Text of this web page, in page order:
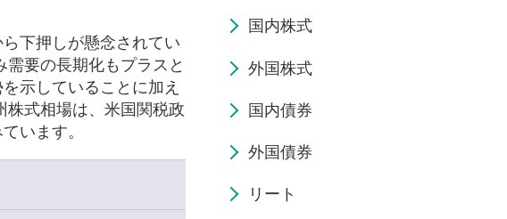
下押しが懸念されてい
要の長期化もプラスと
示していることに加え
株式相場は、米国関税政
います。
国内株式
外国株式
国内債券
外国債券
リート